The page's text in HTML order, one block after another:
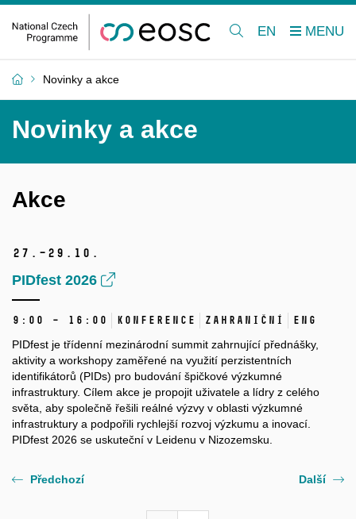
EN
Novinky a akce
Novinky a akce
Akce
27.–29. 10.
PIDfest 2026
9:00 – 16:00 Konference Zahraniční ENG
PIDfest je třídenní mezinárodní summit zahrnující přednášky,
aktivity a workshopy zaměřené na využití perzistentních
identifikátorů (PIDs) pro budování špičkové výzkumné
infrastruktury. Cílem akce je propojit uživatele a lídry z celého
světa, aby společně řešili reálné výzvy v oblasti výzkumné
infrastruktury a podpořili rychlejší rozvoj výzkumu a inovací.
PIDfest 2026 se uskuteční v Leidenu v Nizozemsku.
Předchozí Další